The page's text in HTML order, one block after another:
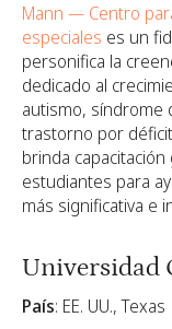
Mann — Centro
especiales es un
personifica la
dedicado al
autismo, síndrome
trastorno por
brinda
estudiantes para
más significativa e
Universidad
País: EE. UU., Texas